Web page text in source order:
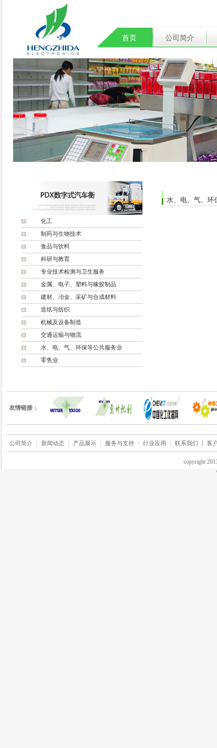
首页 公司简介
化工
制药与生物技术
食品与饮料
科研与教育
专业技术检测与卫生服务
金属、电子、塑料与橡胶制品
建材、冶金、采矿与合成材料
造纸与纺织
机械及设备制造
交通运输与物流
水、电、气、环保等公共服务业
零售业
水、电、气、环
友情链接：
公司简介丨 新闻动态丨 产品展示丨 服务与支持丨 行业应用 联系我们 丨 客
copyright